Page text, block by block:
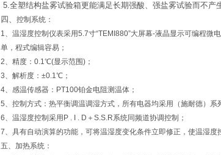
5.全塑结构盐雾试验箱更能满足长期强酸、强盐雾试验而不产
四、 控制系统：
1、温湿度控制仪表采用5.7寸“TEMI880”大屏幕-液晶显示可编程
单，程式编辑容易；
2、精度：0.1℃(显示范围)；
3、解析度：±0.1℃；
4、感温传感器：PT100铂金电阻测温体；
5、控制方式：热平衡调温调湿方式，所有电器均采用（施耐德）系
6、温湿度控制采用P . I . D＋S.S.R系统同频道协调控制；
7、具有自动演算的功能，可将温湿度变化条件立即修正，使温湿度
五、加热系统：